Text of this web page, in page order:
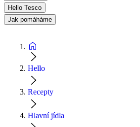
Hello Tesco
Jak pomáháme
Hello
Recepty
Hlavní jídla